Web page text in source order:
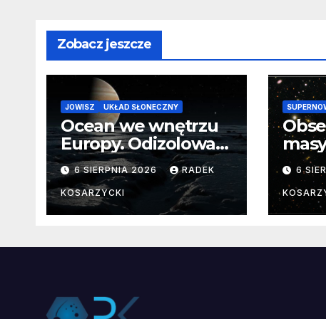
Zobacz jeszcze
JOWISZ UKŁAD SŁONECZNY
Ocean we wnętrzu
Europy. Odizolowani
przez lodową
barierę
6 SIERPNIA 2026 RADEK
KOSARZYCKI
od
dane
6